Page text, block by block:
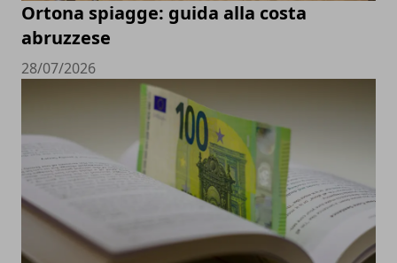
Ortona spiagge: guida alla costa
abruzzese
28/07/2026